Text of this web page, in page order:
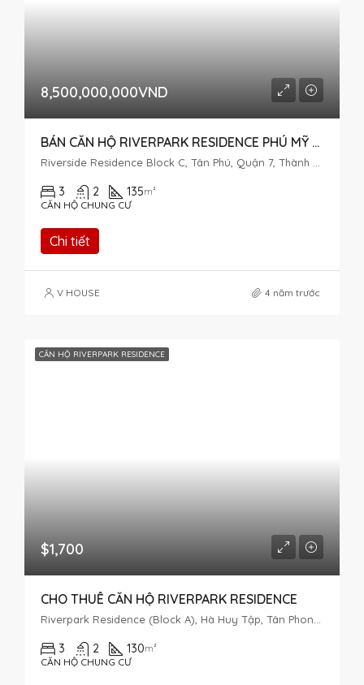
8,500,000,000VND
BÁN CĂN HỘ RIVERPARK RESIDENCE PHÚ MỸ HƯNG VIEW SÔNG
3 2 135m²
CĂN HỘ CHUNG CƯ
Chi tiết
V HOUSE 4 năm trước
CĂN HỘ RIVERPARK RESIDENCE
$1,700
CHO THUÊ CĂN HỘ RIVERPARK RESIDENCE
3 2 130m²
CĂN HỘ CHUNG CƯ